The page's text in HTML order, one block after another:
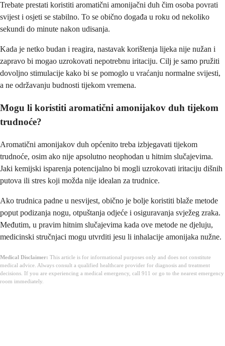
Trebate prestati koristiti aromatični amonijačni duh čim osoba povrati
svijest i osjeti se stabilno. To se obično događa u roku od nekoliko
sekundi do minute nakon udisanja.
Kada je netko budan i reagira, nastavak korištenja lijeka nije nužan i
zapravo bi mogao uzrokovati nepotrebnu iritaciju. Cilj je samo pružiti
dovoljno stimulacije kako bi se pomoglo u vraćanju normalne svijesti,
a ne održavanju budnosti tijekom vremena.
Mogu li koristiti aromatični amonijakov duh tijekom
trudnoće?
Aromatični amonijakov duh općenito treba izbjegavati tijekom
trudnoće, osim ako nije apsolutno neophodan u hitnim slučajevima.
Jaki kemijski isparenja potencijalno bi mogli uzrokovati iritaciju dišnih
putova ili stres koji možda nije idealan za trudnice.
Ako trudnica padne u nesvijest, obično je bolje koristiti blaže metode
poput podizanja nogu, otpuštanja odjeće i osiguravanja svježeg zraka.
Međutim, u pravim hitnim slučajevima kada ove metode ne djeluju,
medicinski stručnjaci mogu utvrditi jesu li inhalacije amonijaka nužne.
Medical Disclaimer: This article is for informational purposes only and does not constitute
medical advice. Always consult a qualified healthcare provider for diagnosis and treatment
decisions. If you are experiencing a medical emergency, call 911 or go to the nearest emergency
room immediately.